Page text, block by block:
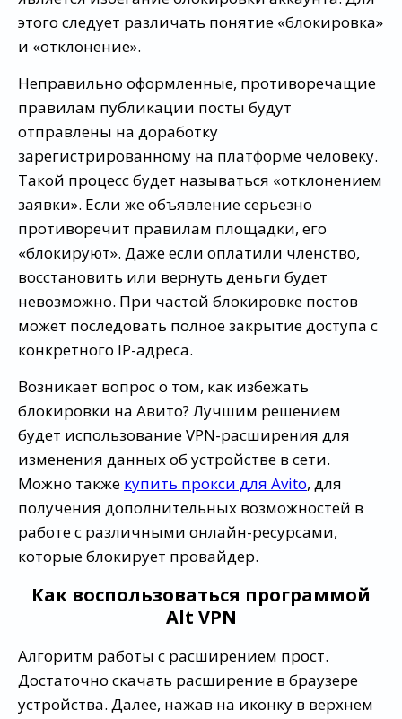
этого следует различать понятие «блокировка»
и «отклонение».
Неправильно оформленные, противоречащие
правилам публикации посты будут
отправлены на доработку
зарегистрированному на платформе человеку.
Такой процесс будет называться «отклонением
заявки». Если же объявление серьезно
противоречит правилам площадки, его
«блокируют». Даже если оплатили членство,
восстановить или вернуть деньги будет
невозможно. При частой блокировке постов
может последовать полное закрытие доступа с
конкретного IP-адреса.
Возникает вопрос о том, как избежать
блокировки на Авито? Лучшим решением
будет использование VPN-расширения для
изменения данных об устройстве в сети.
Можно также купить прокси для Avito, для
получения дополнительных возможностей в
работе с различными онлайн-ресурсами,
которые блокирует провайдер.
Как воспользоваться программой
Alt VPN
Алгоритм работы с расширением прост.
Достаточно скачать расширение в браузере
устройства. Далее, нажав на иконку в верхнем